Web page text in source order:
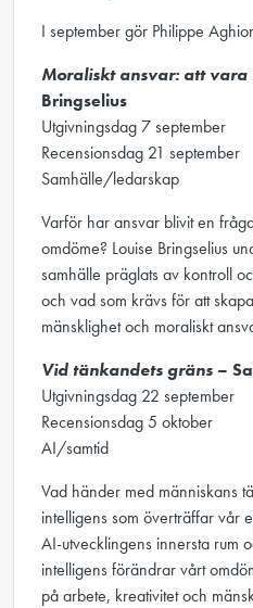
I september gör Philippe
Moraliskt ansvar: att vara
Bringselius
Utgivningsdag 7 september
Recensionsdag 21 september
Samhälle/ledarskap
Varför har ansvar blivit en
omdöme? Louise Bringselius
samhälle präglats av kontroll
och vad som krävs för att
mänsklighet och moraliskt
Vid tänkandets gräns –
Utgivningsdag 22 september
Recensionsdag 5 oktober
AI/samtid
Vad händer med människans
intelligens som överträffar vår
AI-utvecklingens innersta rum
intelligens förändrar vårt
på arbete, kreativitet och